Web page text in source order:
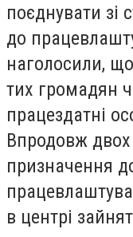
поєднувати
до
наголосили,
тих громадян
працездатні
Впродовж двох
призначення
в центрі